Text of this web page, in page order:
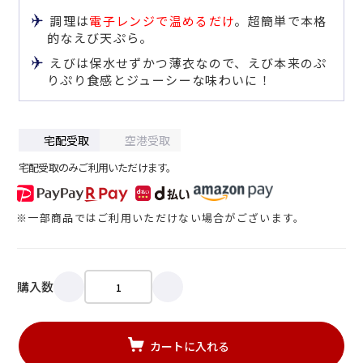
調理は電子レンジで温めるだけ。超簡単で本格
的なえび天ぷら。
えびは保水せずかつ薄衣なので、えび本来のぷ
りぷり食感とジューシーな味わいに！
宅配受取 空港受取
宅配受取のみご利用いただけます。
※一部商品ではご利用いただけない場合がございます。
購入数
カートに入れる